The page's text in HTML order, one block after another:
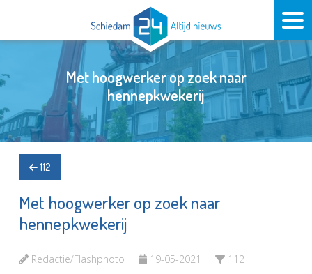
Met hoogwerker op zoek naar
hennepkwekerij
112
Met hoogwerker op zoek naar
hennepkwekerij
Redactie/Flashphoto 19-05-2021 112